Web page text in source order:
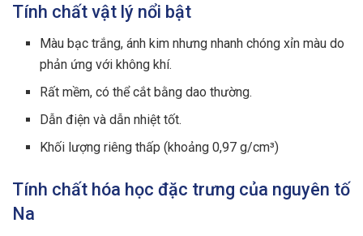
Tính chất vật lý nổi bật
Màu bạc trắng, ánh kim nhưng nhanh chóng xỉn màu do
phản ứng với không khí.
Rất mềm, có thể cắt bằng dao thường.
Dẫn điện và dẫn nhiệt tốt.
Khối lượng riêng thấp (khoảng 0,97 g/cm³)
Tính chất hóa học đặc trưng của nguyên tố
Na